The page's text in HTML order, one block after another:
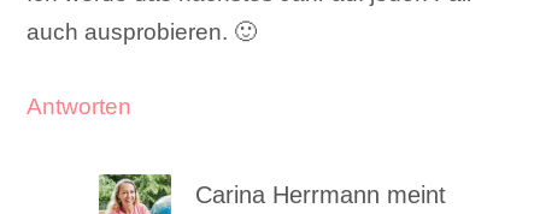
auch ausprobieren. 🙂
Antworten
Carina Herrmann meint